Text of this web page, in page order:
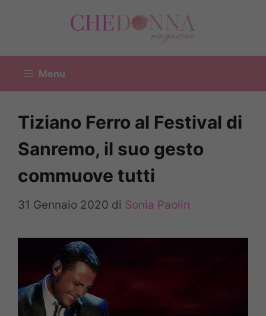
Menu
Tiziano Ferro al Festival di
Sanremo, il suo gesto
commuove tutti
31 Gennaio 2020 di Sonia Paolin